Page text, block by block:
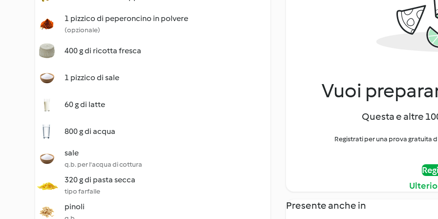
1 pizzico di peperoncino in polvere
(opzionale)
400 g di ricotta fresca
1 pizzico di sale
60 g di latte
800 g di acqua
sale
q.b. per l'acqua di cottura
320 g di pasta secca
tipo farfalle
pinoli
Vuoi
Questa e altre
Registrati per una prova gratuita
Presente anche in